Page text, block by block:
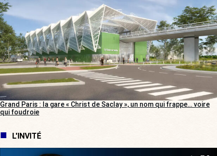
Grand Paris : la gare « Christ de Saclay », un nom qui frappe… voire
qui foudroie
L'INVITÉ